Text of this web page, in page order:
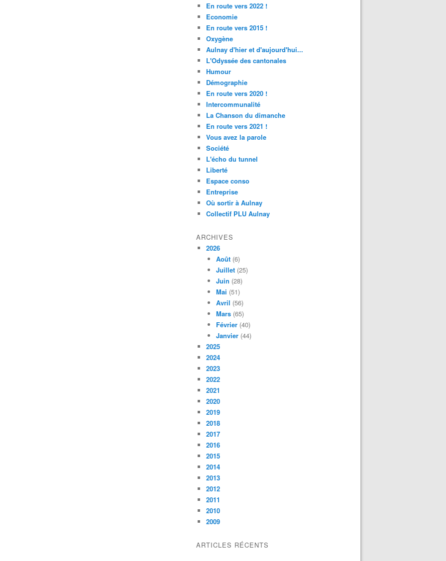
En route vers 2022 !
Economie
En route vers 2015 !
Oxygène
Aulnay d'hier et d'aujourd'hui...
L'Odyssée des cantonales
Humour
Démographie
En route vers 2020 !
Intercommunalité
La Chanson du dimanche
En route vers 2021 !
Vous avez la parole
Société
L'écho du tunnel
Liberté
Espace conso
Entreprise
Où sortir à Aulnay
Collectif PLU Aulnay
ARCHIVES
2026
Août (6)
Juillet (25)
Juin (28)
Mai (51)
Avril (56)
Mars (65)
Février (40)
Janvier (44)
2025
2024
2023
2022
2021
2020
2019
2018
2017
2016
2015
2014
2013
2012
2011
2010
2009
ARTICLES RÉCENTS